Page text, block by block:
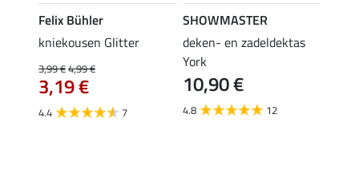
Felix Bühler
kniekousen Glitter
3,99 €4,99 €
3,19 €
4.4 7
SHOWMASTER
deken- en zadeldektas
York
10,90 €
4.8 12